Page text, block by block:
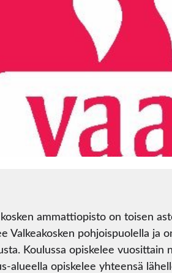
ammattiopisto on toisen
Valkeakosken pohjoispuolella ja
Koulussa opiskelee vuosittain
alueella opiskelee yhteensä